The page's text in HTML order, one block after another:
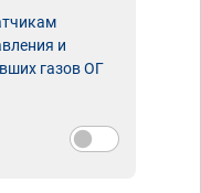
и
газов ОГ